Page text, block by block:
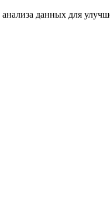
данных для